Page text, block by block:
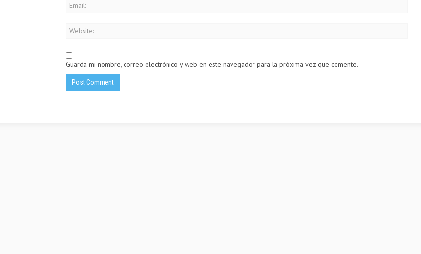
Guarda mi nombre, correo electrónico y web en este navegador para la próxima vez que comente.